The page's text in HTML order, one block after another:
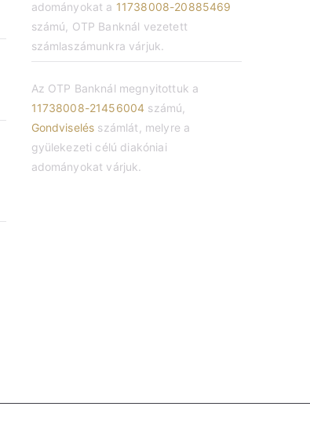
adományokat a 11738008-20885469
számú, OTP Banknál vezetett
számlaszámunkra várjuk.
Az OTP Banknál megnyitottuk a
11738008-21456004 számú,
Gondviselés számlát, melyre a
gyülekezeti célú diakóniai
adományokat várjuk.